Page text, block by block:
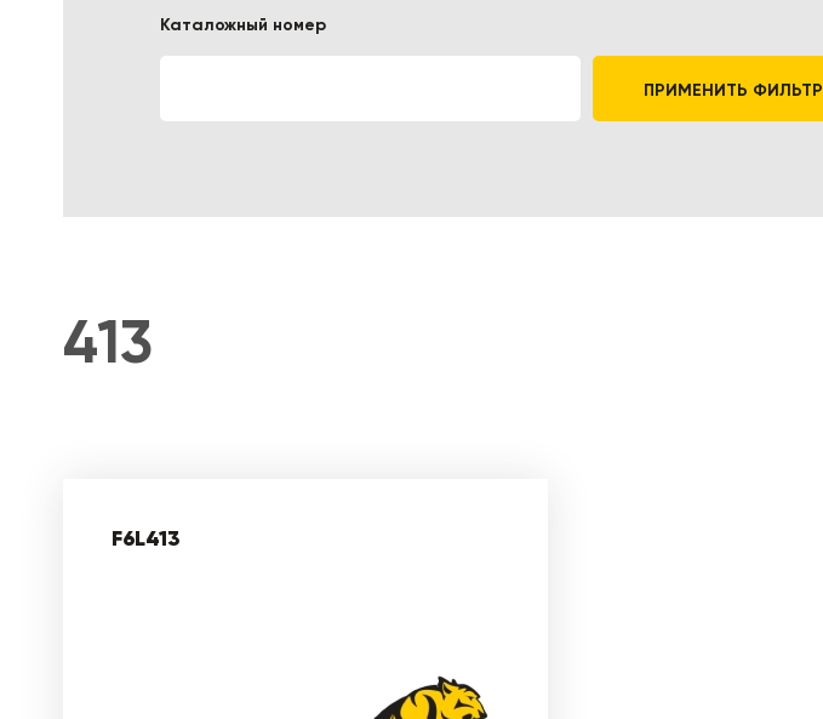
Каталожный номер
ПРИМЕНИТЬ ФИЛЬТР
413
F6L413